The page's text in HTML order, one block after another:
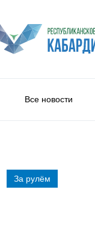
Все новости
За рулём